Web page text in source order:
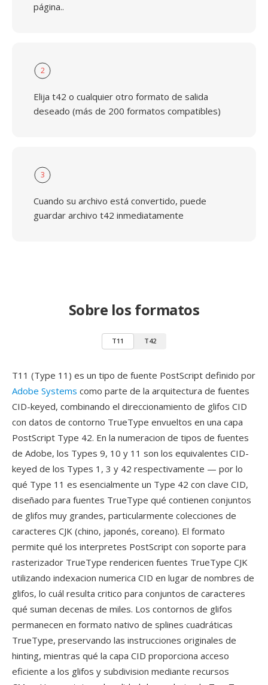
página..
2
Elija t42 o cualquier otro formato de salida
deseado (más de 200 formatos compatibles)
3
Cuando su archivo está convertido, puede
guardar archivo t42 inmediatamente
Sobre los formatos
T11 T42
T11 (Type 11) es un tipo de fuente PostScript definido por
Adobe Systems como parte de la arquitectura de fuentes
CID-keyed, combinando el direccionamiento de glifos CID
con datos de contorno TrueType envueltos en una capa
PostScript Type 42. En la numeracion de tipos de fuentes
de Adobe, los Types 9, 10 y 11 son los equivalentes CID-
keyed de los Types 1, 3 y 42 respectivamente — por lo
qué Type 11 es esencialmente un Type 42 con clave CID,
diseñado para fuentes TrueType qué contienen conjuntos
de glifos muy grandes, particularmente colecciones de
caracteres CJK (chino, japonés, coreano). El formato
permite qué los interpretes PostScript con soporte para
rasterizador TrueType rendericen fuentes TrueType CJK
utilizando indexacion numerica CID en lugar de nombres de
glifos, lo cuál resulta critico para conjuntos de caracteres
qué suman decenas de miles. Los contornos de glifos
permanecen en formato nativo de splines cuadráticas
TrueType, preservando las instrucciones originales de
hinting, mientras qué la capa CID proporciona acceso
eficiente a los glifos y subdivision mediante recursos